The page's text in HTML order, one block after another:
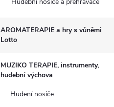
AROMATERAPIE a hry s vůněmi
Lotto
MUZIKO TERAPIE, instrumenty,
hudební výchova
Hudení nosiče